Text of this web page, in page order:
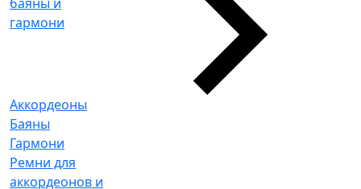
гармони
Аккордеоны
Баяны
Гармони
Ремни для
аккордеонов и